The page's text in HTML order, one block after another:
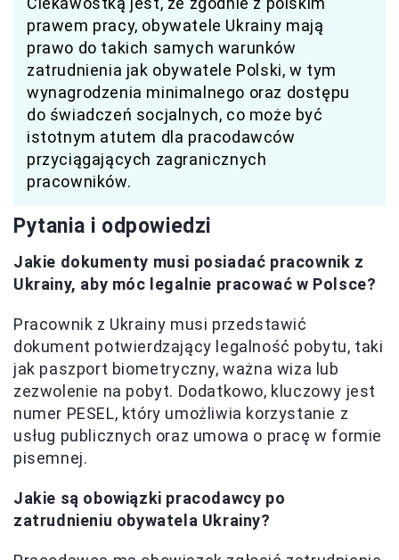
prawem pracy, obywatele Ukrainy mają
prawo do takich samych warunków
zatrudnienia jak obywatele Polski, w tym
wynagrodzenia minimalnego oraz dostępu
do świadczeń socjalnych, co może być
istotnym atutem dla pracodawców
przyciągających zagranicznych
pracowników.
Pytania i odpowiedzi
Jakie dokumenty musi posiadać pracownik z
Ukrainy, aby móc legalnie pracować w Polsce?
Pracownik z Ukrainy musi przedstawić
dokument potwierdzający legalność pobytu, taki
jak paszport biometryczny, ważna wiza lub
zezwolenie na pobyt. Dodatkowo, kluczowy jest
numer PESEL, który umożliwia korzystanie z
usług publicznych oraz umowa o pracę w formie
pisemnej.
Jakie są obowiązki pracodawcy po
zatrudnieniu obywatela Ukrainy?